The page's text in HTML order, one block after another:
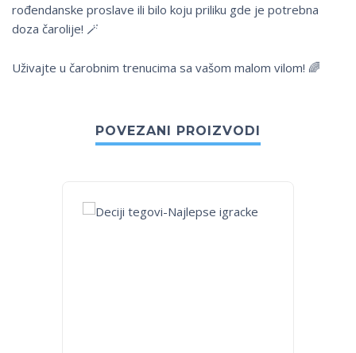
rođendanske proslave ili bilo koju priliku gde je potrebna
doza čarolije! 🪄
Uživajte u čarobnim trenucima sa vašom malom vilom! 🌈
POVEZANI PROIZVODI